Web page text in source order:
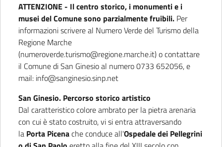
ATTENZIONE- Il centro storico, i monumenti e i
musei del Comune sono parzialmente fruibili. Per
informazioni scrivere al Numero Verde del Turismo della
Regione Marche
(numeroverde.turismo@regione.marche.it) o contattare
il Comune di San Ginesio al numero 0733 652056, e
mail: info@sanginesio.sinp.net
San Ginesio. Percorso storico artistico
Dal caratteristico colore ambrato per la pietra arenaria
con cui è stato costruito, vi si entra attraversando
la Porta Picenache conduce all'Ospedale dei Pellegrini